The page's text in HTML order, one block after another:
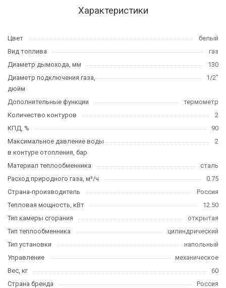
Характеристики
Цвет
белый
Вид топлива
газ
Диаметр дымохода, мм
130
Диаметр подключения газа,
дюйм
1/2"
Дополнительные функции
термометр
Количество контуров
2
КПД, %
90
Максимальное давление воды
в контуре отопления, бар
2
Материал теплообменника
сталь
Расход природного газа, м³/ч
0.75
Страна-производитель
Россия
Тепловая мощность, кВт
12.50
Тип камеры сгорания
открытая
Тип теплообменника
цилиндрический
Тип установки
напольный
Управление
механическое
Вес, кг
60
Страна бренда
Россия